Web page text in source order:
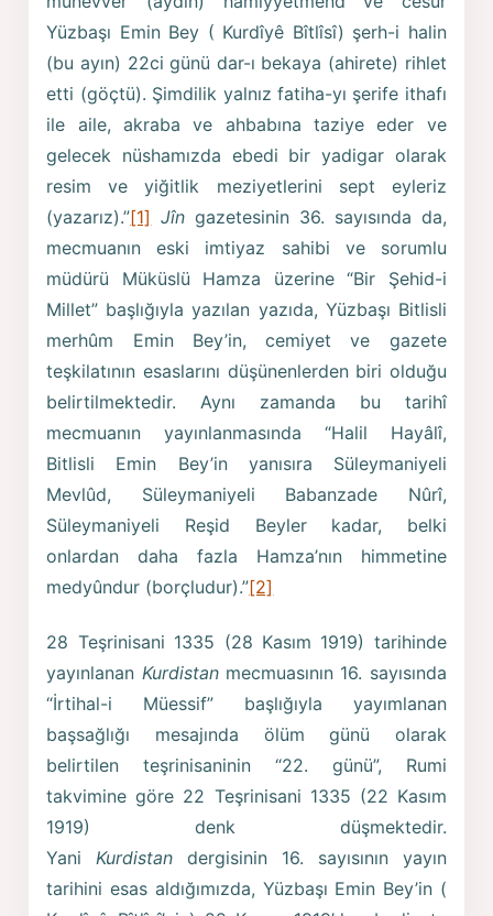
Yüzbaşı Emin Bey ( Kurdîyê Bîtlîsî) şerh-i halin
(bu ayın) 22ci günü dar-ı bekaya (ahirete) rihlet
etti (göçtü). Şimdilik yalnız fatiha-yı şerife ithafı
ile aile, akraba ve ahbabına taziye eder ve
gelecek nüshamızda ebedi bir yadigar olarak
resim ve yiğitlik meziyetlerini sept eyleriz
(yazarız).”[1] Jîn gazetesinin 36. sayısında da,
mecmuanın eski imtiyaz sahibi ve sorumlu
müdürü Müküslü Hamza üzerine “Bir Şehid-i
Millet” başlığıyla yazılan yazıda, Yüzbaşı Bitlisli
merhûm Emin Bey’in, cemiyet ve gazete
teşkilatının esaslarını düşünenlerden biri olduğu
belirtilmektedir. Aynı zamanda bu tarihî
mecmuanın yayınlanmasında “Halil Hayâlî,
Bitlisli Emin Bey’in yanısıra Süleymaniyeli
Mevlûd, Süleymaniyeli Babanzade Nûrî,
Süleymaniyeli Reşid Beyler kadar, belki
onlardan daha fazla Hamza’nın himmetine
medyûndur (borçludur).”[2]
28 Teşrinisani 1335 (28 Kasım 1919) tarihinde
yayınlanan Kurdistan mecmuasının 16. sayısında
“İrtihal-i Müessif” başlığıyla yayımlanan
başsağlığı mesajında ölüm günü olarak
belirtilen teşrinisaninin “22. günü”, Rumi
takvimine göre 22 Teşrinisani 1335 (22 Kasım
1919) denk düşmektedir.
YaniKurdistan dergisinin 16. sayısının yayın
tarihini esas aldığımızda, Yüzbaşı Emin Bey’in (